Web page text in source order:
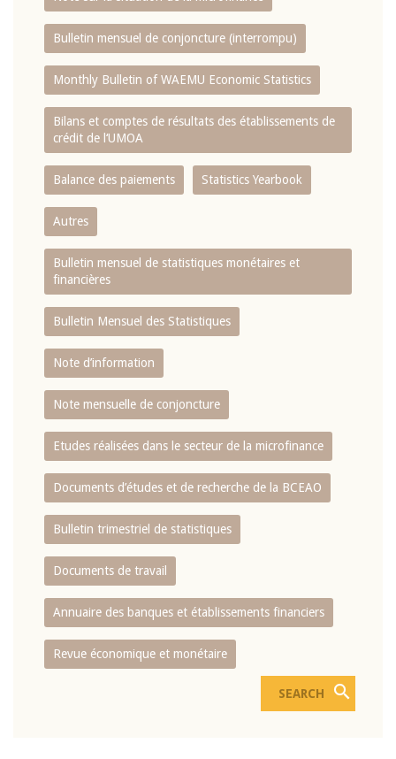
Bulletin mensuel de conjoncture (interrompu)
Monthly Bulletin of WAEMU Economic Statistics
Bilans et comptes de résultats des établissements de
crédit de l‘UMOA
Balance des paiements Statistics Yearbook
Autres
Bulletin mensuel de statistiques monétaires et
financières
Bulletin Mensuel des Statistiques
Note d’information
Note mensuelle de conjoncture
Etudes réalisées dans le secteur de la microfinance
Documents d’études et de recherche de la BCEAO
Bulletin trimestriel de statistiques
Documents de travail
Annuaire des banques et établissements financiers
Revue économique et monétaire